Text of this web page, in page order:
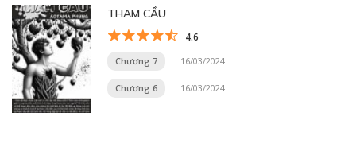
THAM CẦU
4.6
Chương 7 16/03/2024
Chương 6 16/03/2024